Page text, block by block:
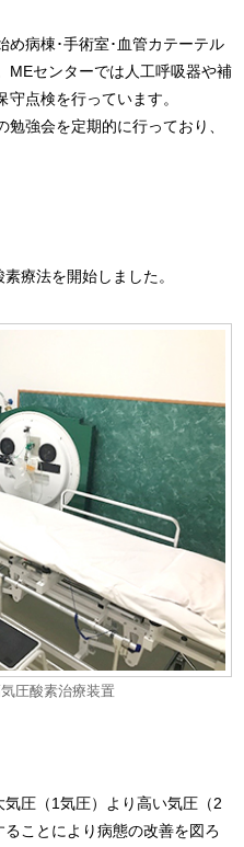
め病棟･手術室･血管カテーテル
MEセンターでは人工呼吸器や補
点検を行っています。
強会を定期的に行っており、
療法を開始しました。
圧酸素治療装置
圧（1気圧）より高い気圧（2
ことにより病態の改善を図ろ